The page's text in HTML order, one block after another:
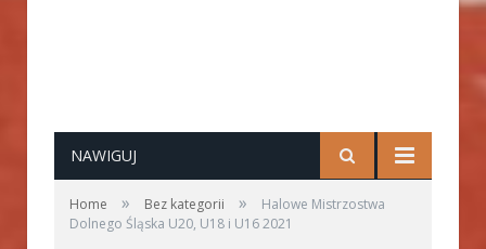
NAWIGUJ
Home » Bez kategorii »
Halowe Mistrzostwa
Dolnego Śląska U20, U18 i U16 2021